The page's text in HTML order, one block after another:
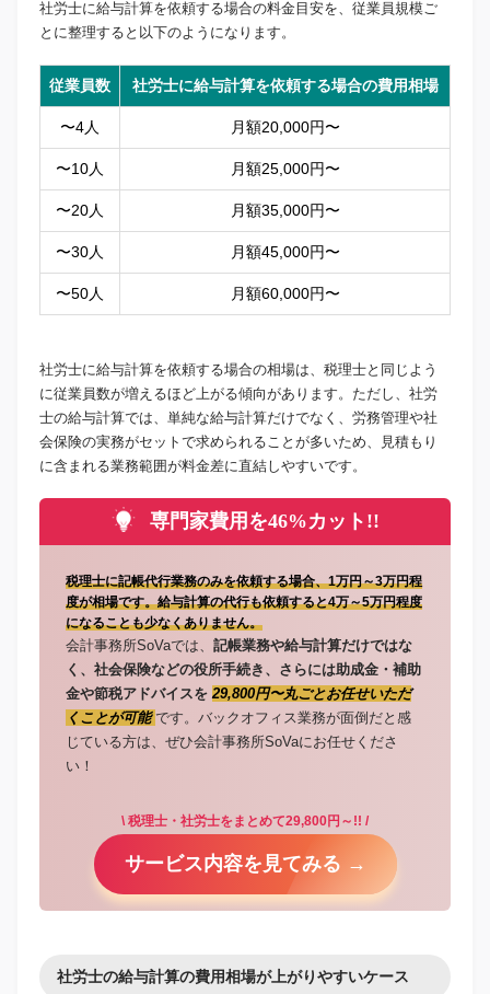
社労士に給与計算を依頼する場合の料金目安を、従業員規模ご
とに整理すると以下のようになります。
従業員数 社労士に給与計算を依頼する場合の費用相場
〜4人 月額20,000円〜
〜10人 月額25,000円〜
〜20人 月額35,000円〜
〜30人 月額45,000円〜
〜50人 月額60,000円〜
社労士に給与計算を依頼する場合の相場は、税理士と同じよう
に従業員数が増えるほど上がる傾向があります。ただし、社労
士の給与計算では、単純な給与計算だけでなく、労務管理や社
会保険の実務がセットで求められることが多いため、見積もり
に含まれる業務範囲が料金差に直結しやすいです。
専門家費用を46%カット!!
税理士に記帳代行業務のみを依頼する場合、1万円～3万円程
度が相場です。給与計算の代行も依頼すると4万～5万円程度
になることも少なくありません。
会計事務所SoVaでは、 記帳業務や給与計算だけではな
く、社会保険などの役所手続き、さらには助成金・補助
金や節税アドバイスを 29,800円〜丸ごとお任せいただ
くことが可能です。バックオフィス業務が面倒だと感
じている方は、ぜひ会計事務所SoVaにお任せくださ
い！
\ 税理士・社労士をまとめて29,800円～!! /
サービス内容を見てみる →
社労士の給与計算の費用相場が上がりやすいケース